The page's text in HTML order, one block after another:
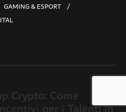
GAMING & ESPORT